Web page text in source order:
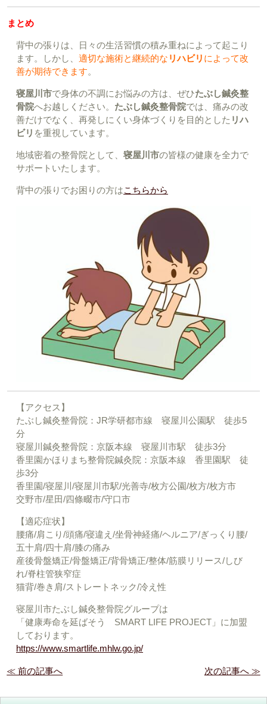
まとめ
背中の張りは、日々の生活習慣の積み重ねによって起こり
ます。しかし、 適切な施術と継続的な リハビリ によって改
善が期待できます。
寝屋川市で身体の不調にお悩みの方は、ぜひたぶし鍼灸整
骨院へお越しください。 たぶし鍼灸整骨院では、痛みの改
善だけでなく、再発しにくい身体づくりを目的とした リハ
ビリ を重視しています。
地域密着の整骨院として、 寝屋川市の皆様の健康を全力で
サポートいたします。
背中の張りでお困りの方はこちらから
【アクセス】
たぶし鍼灸整骨院：JR学研都市線 寝屋川公園駅 徒歩5
分
寝屋川鍼灸整骨院：京阪本線 寝屋川市駅 徒歩3分
香里園かほりまち整骨院鍼灸院：京阪本線 香里園駅 徒
歩3分
香里園/寝屋川/寝屋川市駅/光善寺/枚方公園/枚方/枚方市
交野市/星田/四條畷市/守口市
【適応症状】
腰痛/肩こり/頭痛/寝違え/坐骨神経痛/ヘルニア/ぎっくり腰/
五十肩/四十肩/膝の痛み
産後骨盤矯正/骨盤矯正/背骨矯正/整体/筋膜リリース/しび
れ/脊柱管狭窄症
猫背/巻き肩/ストレートネック/冷え性
寝屋川市たぶし鍼灸整骨院グループは
「健康寿命を延ばそう SMART LIFE PROJECT」に加盟
しております。
https://www.smartlife.mhlw.go.jp/
≪ 前の記事へ 次の記事へ ≫